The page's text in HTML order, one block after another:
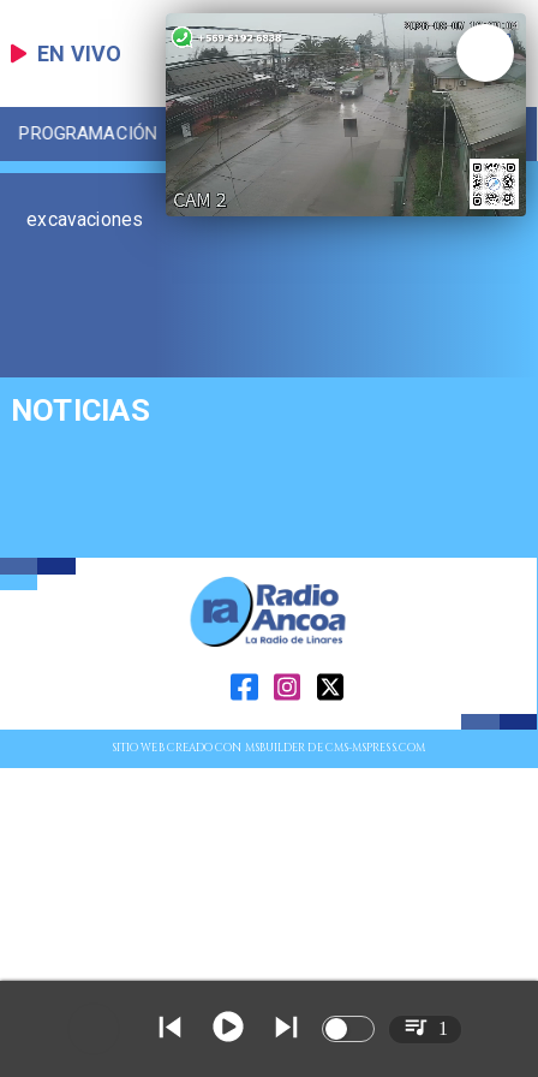
EN VIVO
PROGRAMACIÓN LOCAL DEPORTES
excavaciones
NOTICIAS
SITIO WEB CREADO CON MSBUILDER DE CMS-MSPRESS.COM
1